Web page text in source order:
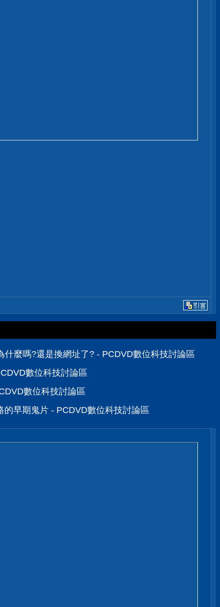
什麼嗎?還是換網址了? - PCDVD數位科技討論區
數位科技討論區
數位科技討論區
早期鬼片 - PCDVD數位科技討論區